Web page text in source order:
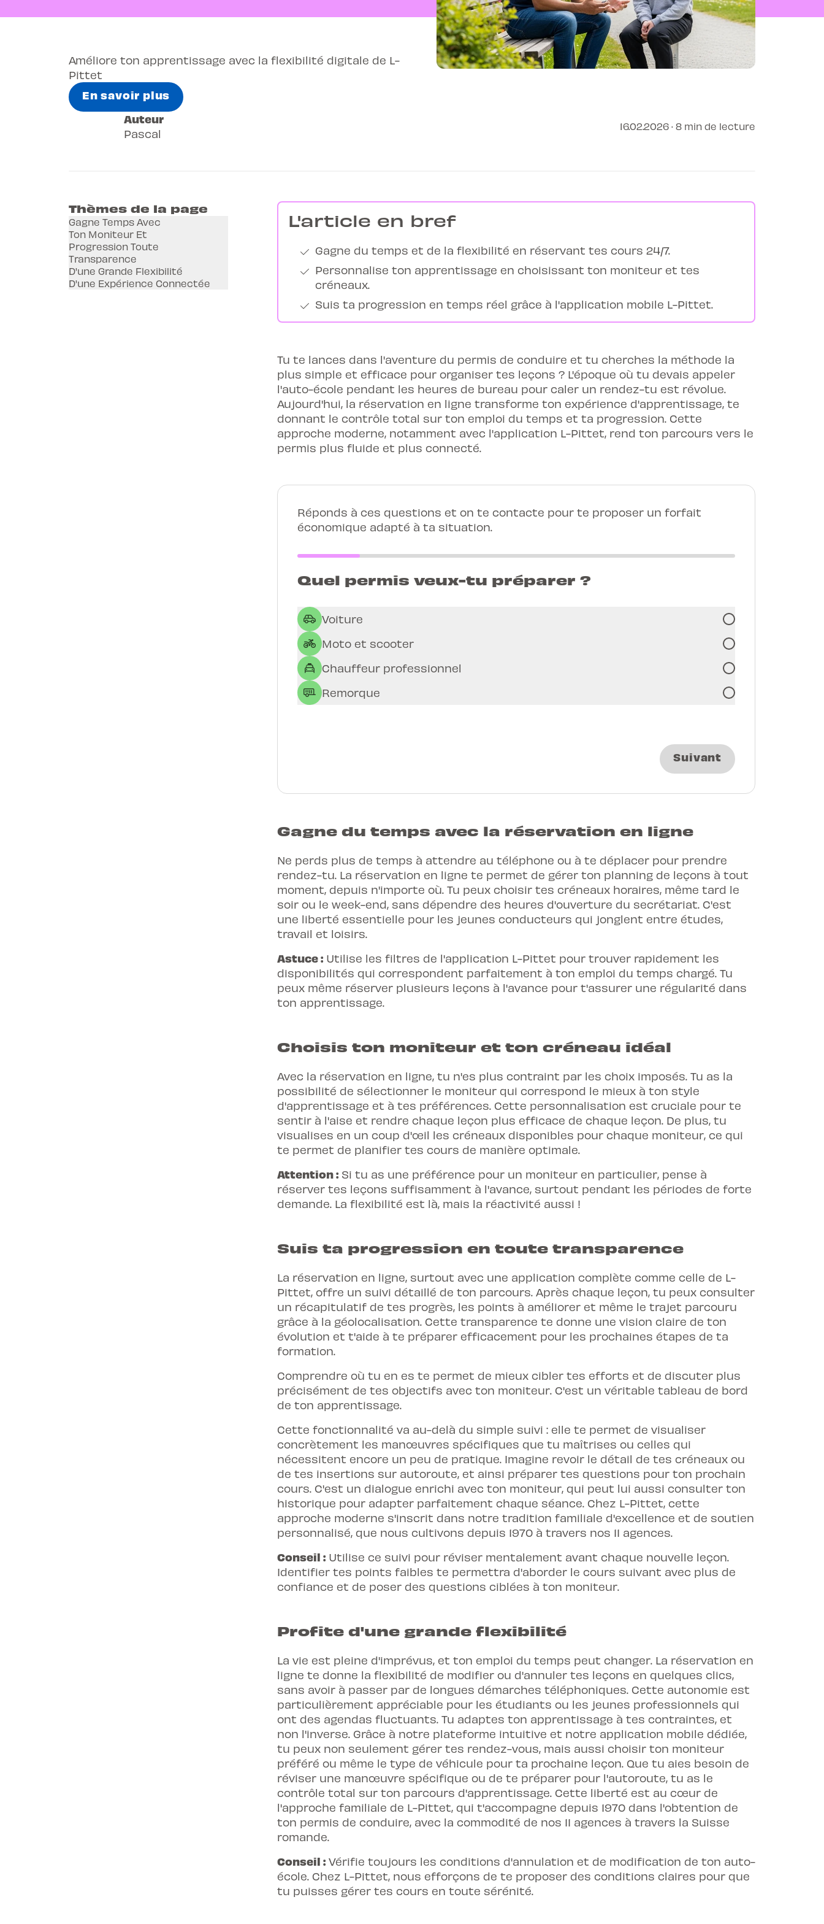
Améliore ton apprentissage avec la flexibilité digitale de L-
Pittet
En savoir plus
Auteur
Pascal
16.02.2026 · 8 min de lecture
Thèmes de la page
Gagne Temps Avec
Ton Moniteur Et
Progression Toute
Transparence
D'une Grande Flexibilité
D'une Expérience Connectée
L'article en bref
Gagne du temps et de la flexibilité en réservant tes cours 24/7.
Personnalise ton apprentissage en choisissant ton moniteur et tes
créneaux.
Suis ta progression en temps réel grâce à l'application mobile L-Pittet.
Tu te lances dans l'aventure du permis de conduire et tu cherches la méthode la
plus simple et efficace pour organiser tes leçons ? L'époque où tu devais appeler
l'auto-école pendant les heures de bureau pour caler un rendez-tu est révolue.
Aujourd'hui, la réservation en ligne transforme ton expérience d'apprentissage, te
donnant le contrôle total sur ton emploi du temps et ta progression. Cette
approche moderne, notamment avec l'application L-Pittet, rend ton parcours vers le
permis plus fluide et plus connecté.
Réponds à ces questions et on te contacte pour te proposer un forfait
économique adapté à ta situation.
Quel permis veux-tu préparer ?
Voiture
Moto et scooter
Chauffeur professionnel
Remorque
Suivant
Gagne du temps avec la réservation en ligne
Ne perds plus de temps à attendre au téléphone ou à te déplacer pour prendre
rendez-tu. La réservation en ligne te permet de gérer ton planning de leçons à tout
moment, depuis n'importe où. Tu peux choisir tes créneaux horaires, même tard le
soir ou le week-end, sans dépendre des heures d'ouverture du secrétariat. C'est
une liberté essentielle pour les jeunes conducteurs qui jonglent entre études,
travail et loisirs.
Astuce : Utilise les filtres de l'application L-Pittet pour trouver rapidement les
disponibilités qui correspondent parfaitement à ton emploi du temps chargé. Tu
peux même réserver plusieurs leçons à l'avance pour t'assurer une régularité dans
ton apprentissage.
Choisis ton moniteur et ton créneau idéal
Avec la réservation en ligne, tu n'es plus contraint par les choix imposés. Tu as la
possibilité de sélectionner le moniteur qui correspond le mieux à ton style
d'apprentissage et à tes préférences. Cette personnalisation est cruciale pour te
sentir à l'aise et rendre chaque leçon plus efficace de chaque leçon. De plus, tu
visualises en un coup d'œil les créneaux disponibles pour chaque moniteur, ce qui
te permet de planifier tes cours de manière optimale.
Attention : Si tu as une préférence pour un moniteur en particulier, pense à
réserver tes leçons suffisamment à l'avance, surtout pendant les périodes de forte
demande. La flexibilité est là, mais la réactivité aussi !
Suis ta progression en toute transparence
La réservation en ligne, surtout avec une application complète comme celle de L-
Pittet, offre un suivi détaillé de ton parcours. Après chaque leçon, tu peux consulter
un récapitulatif de tes progrès, les points à améliorer et même le trajet parcouru
grâce à la géolocalisation. Cette transparence te donne une vision claire de ton
évolution et t'aide à te préparer efficacement pour les prochaines étapes de ta
formation.
Comprendre où tu en es te permet de mieux cibler tes efforts et de discuter plus
précisément de tes objectifs avec ton moniteur. C'est un véritable tableau de bord
de ton apprentissage.
Cette fonctionnalité va au-delà du simple suivi : elle te permet de visualiser
concrètement les manœuvres spécifiques que tu maîtrises ou celles qui
nécessitent encore un peu de pratique. Imagine revoir le détail de tes créneaux ou
de tes insertions sur autoroute, et ainsi préparer tes questions pour ton prochain
cours. C'est un dialogue enrichi avec ton moniteur, qui peut lui aussi consulter ton
historique pour adapter parfaitement chaque séance. Chez L-Pittet, cette
approche moderne s'inscrit dans notre tradition familiale d'excellence et de soutien
personnalisé, que nous cultivons depuis 1970 à travers nos 11 agences.
Conseil : Utilise ce suivi pour réviser mentalement avant chaque nouvelle leçon.
Identifier tes points faibles te permettra d'aborder le cours suivant avec plus de
confiance et de poser des questions ciblées à ton moniteur.
Profite d'une grande flexibilité
La vie est pleine d'imprévus, et ton emploi du temps peut changer. La réservation en
ligne te donne la flexibilité de modifier ou d'annuler tes leçons en quelques clics,
sans avoir à passer par de longues démarches téléphoniques. Cette autonomie est
particulièrement appréciable pour les étudiants ou les jeunes professionnels qui
ont des agendas fluctuants. Tu adaptes ton apprentissage à tes contraintes, et
non l'inverse. Grâce à notre plateforme intuitive et notre application mobile dédiée,
tu peux non seulement gérer tes rendez-vous, mais aussi choisir ton moniteur
préféré ou même le type de véhicule pour ta prochaine leçon. Que tu aies besoin de
réviser une manœuvre spécifique ou de te préparer pour l'autoroute, tu as le
contrôle total sur ton parcours d'apprentissage. Cette liberté est au cœur de
l'approche familiale de L-Pittet, qui t'accompagne depuis 1970 dans l'obtention de
ton permis de conduire, avec la commodité de nos 11 agences à travers la Suisse
romande.
Conseil : Vérifie toujours les conditions d'annulation et de modification de ton auto-
école. Chez L-Pittet, nous efforçons de te proposer des conditions claires pour que
tu puisses gérer tes cours en toute sérénité.